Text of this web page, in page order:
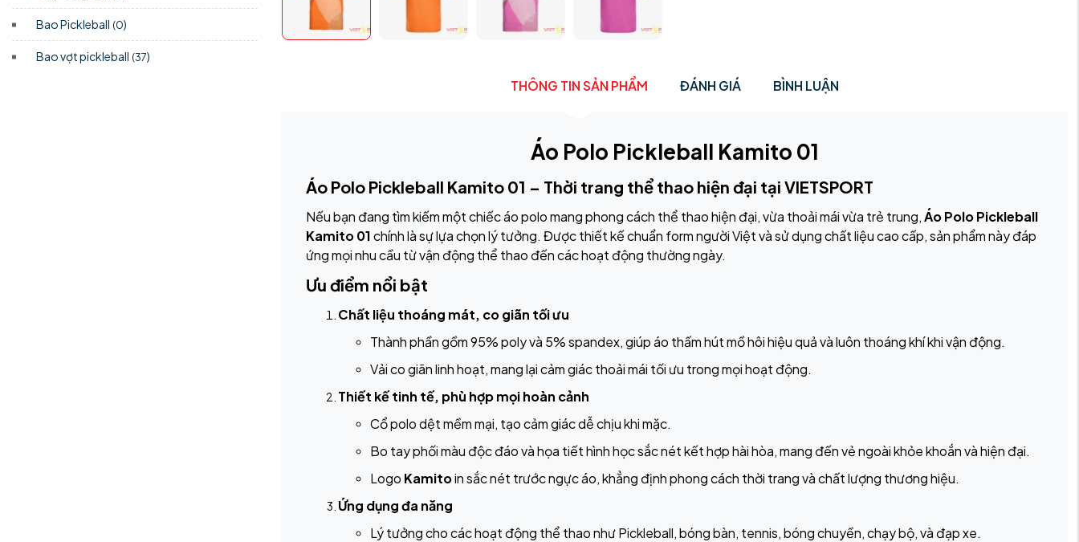
Bao Pickleball (0)
Bao vợt pickleball (37)
THÔNG TIN SẢN PHẨM ĐÁNH GIÁ BÌNH LUẬN
Áo Polo Pickleball Kamito 01
Áo Polo Pickleball Kamito 01 – Thời trang thể thao hiện đại tại VIETSPORT
Nếu bạn đang tìm kiếm một chiếc áo polo mang phong cách thể thao hiện đại, vừa thoải mái vừa trẻ trung,Áo Polo Pickleball
Kamito 01chính là sự lựa chọn lý tưởng. Được thiết kế chuẩn form người Việt và sử dụng chất liệu cao cấp, sản phẩm này đáp
ứng mọi nhu cầu từ vận động thể thao đến các hoạt động thường ngày.
Ưu điểm nổi bật
Chất liệu thoáng mát, co giãn tối ưu
Thành phần gồm 95% poly và 5% spandex, giúp áo thấm hút mồ hôi hiệu quả và luôn thoáng khí khi vận động.
Vải co giãn linh hoạt, mang lại cảm giác thoải mái tối ưu trong mọi hoạt động.
Thiết kế tinh tế, phù hợp mọi hoàn cảnh
Cổ polo dệt mềm mại, tạo cảm giác dễ chịu khi mặc.
Bo tay phối màu độc đáo và họa tiết hình học sắc nét kết hợp hài hòa, mang đến vẻ ngoài khỏe khoắn và hiện đại.
Logo Kamitoin sắc nét trước ngực áo, khẳng định phong cách thời trang và chất lượng thương hiệu.
Ứng dụng đa năng
Lý tưởng cho các hoạt động thể thao như Pickleball, bóng bàn, tennis, bóng chuyền, chạy bộ, và đạp xe.